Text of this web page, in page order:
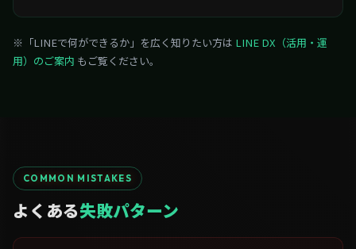
※「LINEで何ができるか」を広く知りたい方は LINE DX（活用・運
用）のご案内 もご覧ください。
COMMON MISTAKES
よくある失敗パターン